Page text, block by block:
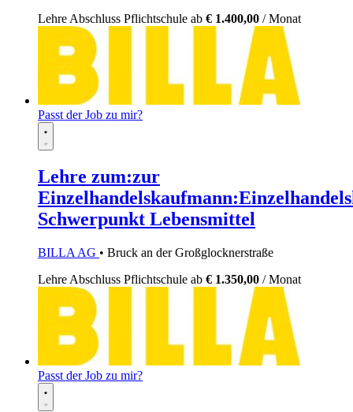
Lehre Abschluss Pflichtschule ab € 1.400,00 / Monat
Passt der Job zu mir?
Lehre zum:zur
Schwerpunkt Lebensmittel
BILLA AG • Bruck an der Großglocknerstraße
Lehre Abschluss Pflichtschule ab € 1.350,00 / Monat
Passt der Job zu mir?